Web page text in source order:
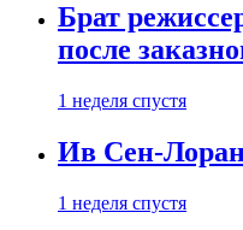
Брат
после
1 неделя спустя
Ив Сен-
1 неделя спустя